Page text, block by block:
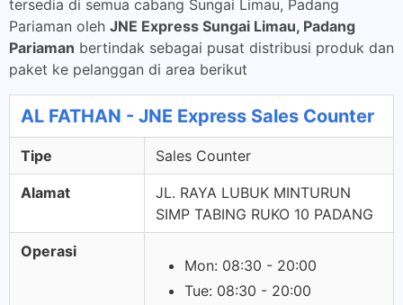
tersedia di semua cabang Sungai Limau, Padang
Pariaman oleh JNE Express Sungai Limau, Padang
Pariaman bertindak sebagai pusat distribusi produk dan
paket ke pelanggan di area berikut
AL FATHAN - JNE Express Sales Counter
Tipe Sales Counter
Alamat
JL. RAYA LUBUK MINTURUN
SIMP TABING RUKO 10 PADANG
Operasi
Mon: 08:30 - 20:00
Tue: 08:30 - 20:00